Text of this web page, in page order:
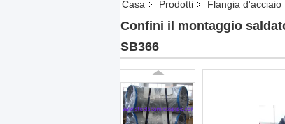
Casa Prodotti Flangia d'acciaio
Confini il montaggio
SB366